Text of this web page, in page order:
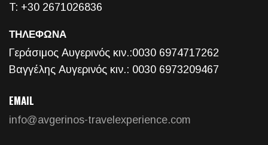
T: +30 2671026836
ΤΗΛΕΦΩΝΑ
Γεράσιμος Αυγερινός κιν.:0030 6974717262
Βαγγέλης Αυγερινός κιν.: 0030 6973209467
EMAIL
info@avgerinos-travelexperience.com